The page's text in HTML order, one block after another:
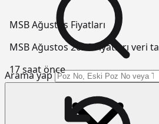
Arama yap
MSB Ağustos Fiyatları
MSB Ağustos 2026 Fiyatları veri
17 saat önce